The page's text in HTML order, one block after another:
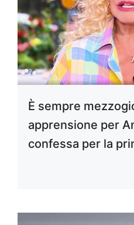
È sempre
apprensione per
confessa per la